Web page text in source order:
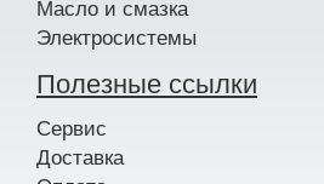
Масло и смазка
Электросистемы
Полезные ссылки
Сервис
Доставка